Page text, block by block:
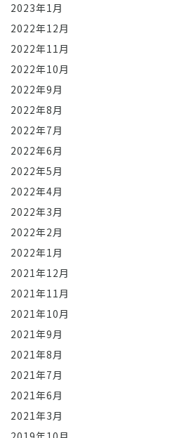
2023年1月
2022年12月
2022年11月
2022年10月
2022年9月
2022年8月
2022年7月
2022年6月
2022年5月
2022年4月
2022年3月
2022年2月
2022年1月
2021年12月
2021年11月
2021年10月
2021年9月
2021年8月
2021年7月
2021年6月
2021年3月